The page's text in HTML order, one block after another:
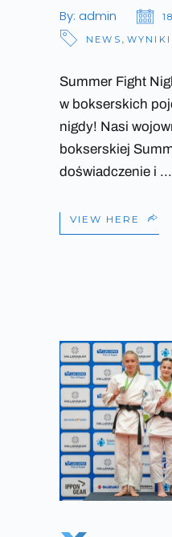
By: admin
NEWS , WYNIKI
Summer Fight
w bokserskich
nigdy! Nasi
bokserskiej
doświadczenie i
VIEW HERE